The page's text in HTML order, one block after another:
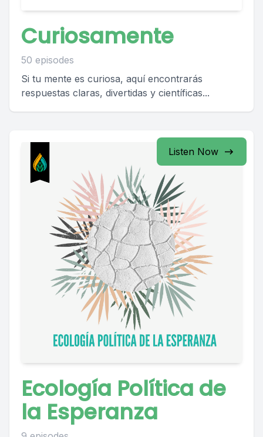
Curiosamente
50 episodes
Si tu mente es curiosa, aquí encontrarás
respuestas claras, divertidas y científicas...
Listen Now
Ecología Política de
la Esperanza